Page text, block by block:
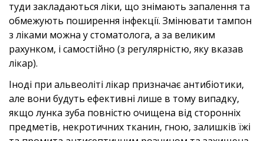
туди закладаються ліки, що знімають запалення та
обмежують поширення інфекції. Змінювати тампон
з ліками можна у стоматолога, а за великим
рахунком, і самостійно (з регулярністю, яку вказав
лікар).
Іноді при альвеоліті лікар призначає антибіотики,
але вони будуть ефективні лише в тому випадку,
якщо лунка зуба повністю очищена від сторонніх
предметів, некротичних тканин, гною, залишків їжі